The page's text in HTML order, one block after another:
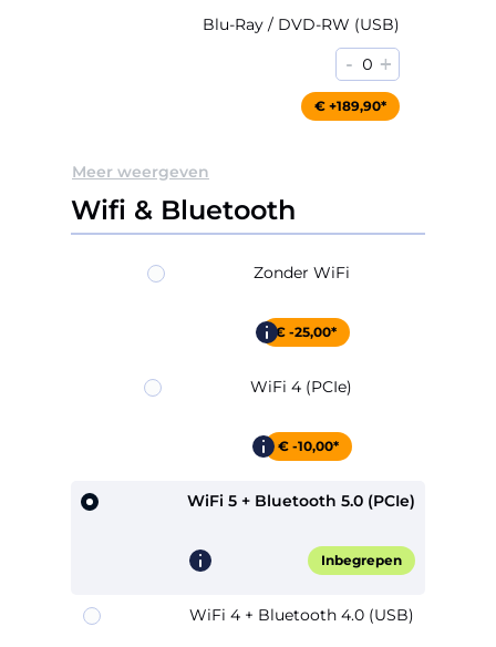
Blu-Ray / DVD-RW (USB)
- 0 +
€ +189,90*
Meer weergeven
Wifi & Bluetooth
Zonder WiFi
€ -25,00*
WiFi 4 (PCIe)
€ -10,00*
WiFi 5 + Bluetooth 5.0 (PCIe)
Inbegrepen
WiFi 4 + Bluetooth 4.0 (USB)